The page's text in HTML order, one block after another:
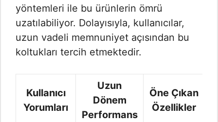
yöntemleri ile bu ürünlerin ömrü
uzatılabiliyor. Dolayısıyla, kullanıcılar,
uzun vadeli memnuniyet açısından bu
koltukları tercih etmektedir.
Kullanıcı
Yorumları
Uzun
Dönem
Performans
Öne Çıkan
Özellikler